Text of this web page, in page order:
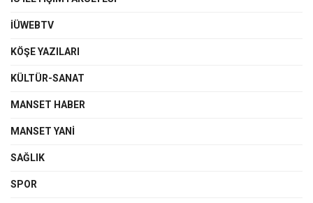
İÜWEBTV
KÖŞE YAZILARI
KÜLTÜR-SANAT
MANSET HABER
MANSET YANI
SAĞLIK
SPOR